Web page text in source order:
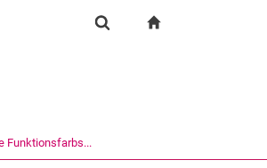
Funktionsfarbs...